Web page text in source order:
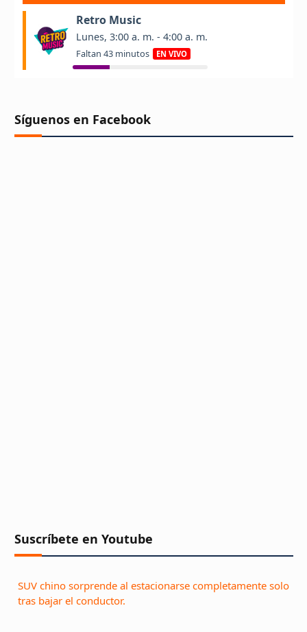
Síguenos en Facebook
Suscríbete en Youtube
SUV chino sorprende al estacionarse completamente solo
tras bajar el conductor.